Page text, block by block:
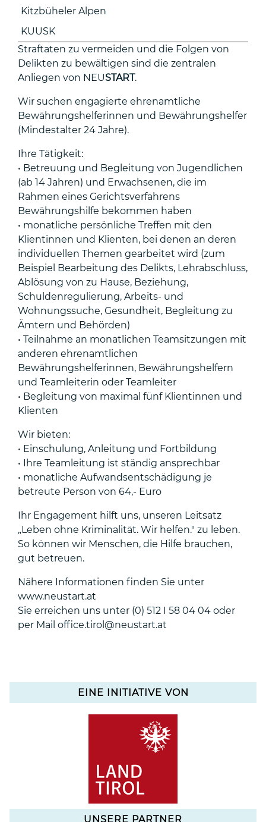
Kitzbüheler Alpen
KUUSK
Straftaten zu vermeiden und die Folgen von
Delikten zu bewältigen sind die zentralen
Anliegen von NEUSTART.
Wir suchen engagierte ehrenamtliche
Bewährungshelferinnen und Bewährungshelfer
(Mindestalter 24 Jahre).
Ihre Tätigkeit:
• Betreuung und Begleitung von Jugendlichen
(ab 14 Jahren) und Erwachsenen, die im
Rahmen eines Gerichtsverfahrens
Bewährungshilfe bekommen haben
• monatliche persönliche Treffen mit den
Klientinnen und Klienten, bei denen an deren
individuellen Themen gearbeitet wird (zum
Beispiel Bearbeitung des Delikts, Lehrabschluss,
Ablösung von zu Hause, Beziehung,
Schuldenregulierung, Arbeits- und
Wohnungssuche, Gesundheit, Begleitung zu
Ämtern und Behörden)
• Teilnahme an monatlichen Teamsitzungen mit
anderen ehrenamtlichen
Bewährungshelferinnen, Bewährungshelfern
und Teamleiterin oder Teamleiter
• Begleitung von maximal fünf Klientinnen und
Klienten
Wir bieten:
• Einschulung, Anleitung und Fortbildung
• Ihre Teamleitung ist ständig ansprechbar
• monatliche Aufwandsentschädigung je
betreute Person von 64,- Euro
Ihr Engagement hilft uns, unseren Leitsatz
„Leben ohne Kriminalität. Wir helfen." zu leben.
So können wir Menschen, die Hilfe brauchen,
gut betreuen.
Nähere Informationen finden Sie unter
www.neustart.at
Sie erreichen uns unter (0) 512 I 58 04 04 oder
per Mail office.tirol@neustart.at
EINE INITIATIVE VON
UNSERE PARTNER